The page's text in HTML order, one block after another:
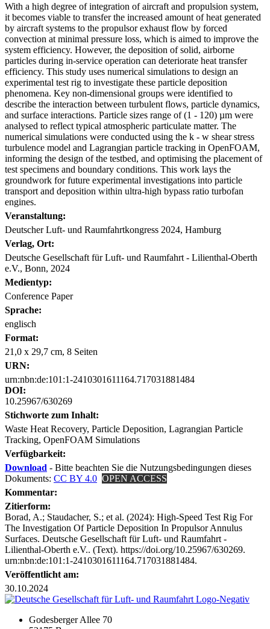
With a high degree of integration of aircraft and propulsion system,
it becomes viable to transfer the increased amount of heat generated
by aircraft systems to the propulsor exhaust flow by forced
convection at minimal pressure loss, which is aimed to improve the
system efficiency. However, the deposition of solid, airborne
particles during in-service operation can deteriorate heat transfer
efficiency. This study uses numerical simulations to design an
experimental test rig to investigate these particle deposition
phenomena. Key non-dimensional groups were identified to
describe the interaction between turbulent flows, particle dynamics,
and surface interactions. Particle sizes range of (1 - 120) µm were
analysed to reflect typical atmospheric particulate matter. The
numerical simulations were conducted using the k - w shear stress
turbulence model and Lagrangian particle tracking in OpenFOAM,
informing the design of the testbed, and optimising the placement of
test specimens and boundary conditions. This work lays the
groundwork for future experimental investigations into particle
transport and deposition within ultra-high bypass ratio turbofan
engines.
Veranstaltung:
Deutscher Luft- und Raumfahrtkongress 2024, Hamburg
Verlag, Ort:
Deutsche Gesellschaft für Luft- und Raumfahrt - Lilienthal-Oberth
e.V., Bonn, 2024
Medientyp:
Conference Paper
Sprache:
englisch
Format:
21,0 x 29,7 cm, 8 Seiten
URN:
urn:nbn:de:101:1-2410301611164.717031881484
DOI:
10.25967/630269
Stichworte zum Inhalt:
Waste Heat Recovery, Particle Deposition, Lagrangian Particle
Tracking, OpenFOAM Simulations
Verfügbarkeit:
Download - Bitte beachten Sie die Nutzungsbedingungen dieses
Dokuments: CC BY 4.0 OPEN ACCESS
Kommentar:
Zitierform:
Borad, A.; Staudacher, S.; et al. (2024): High-Speed Test Rig For
The Investigation Of Particle Deposition In Propulsor Annulus
Surfaces. Deutsche Gesellschaft für Luft- und Raumfahrt -
Lilienthal-Oberth e.V.. (Text). https://doi.org/10.25967/630269.
urn:nbn:de:101:1-2410301611164.717031881484.
Veröffentlicht am:
30.10.2024
Godesberger Allee 70